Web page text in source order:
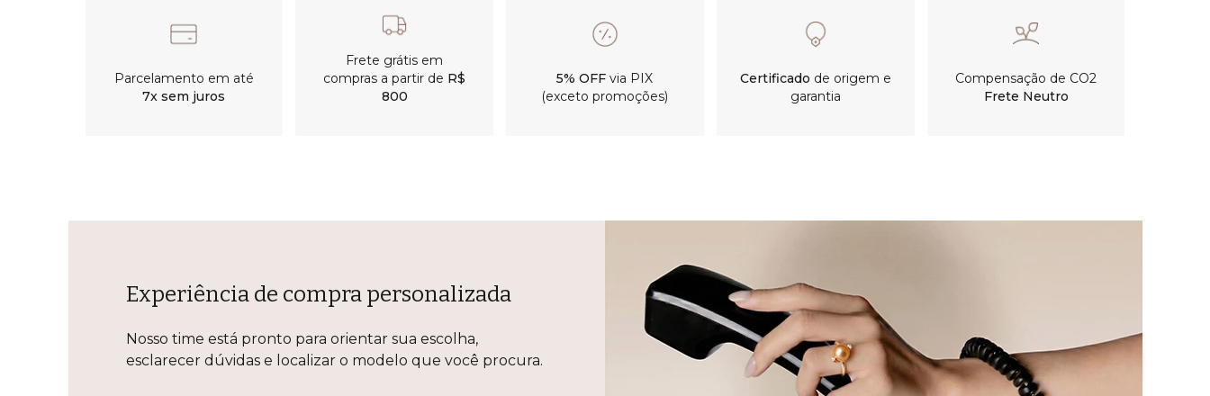
Parcelamento em até
7x sem juros
Frete grátis em
compras a partir de R$
800
5% OFF via PIX
(exceto promoções)
Certificado de origem e
garantia
Compensação de CO2
Frete Neutro
Experiência de compra personalizada
Nosso time está pronto para orientar sua escolha,
esclarecer dúvidas e localizar o modelo que você procura.